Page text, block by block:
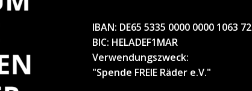
IBAN: DE65 5335 0000 0000 1063 72
BIC: HELADEF1MAR
Verwendungszweck:
"Spende FREIE Räder e.V."